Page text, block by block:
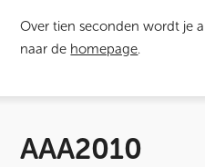
Over tien seconden wordt je
naar de homepage.
AAA2010